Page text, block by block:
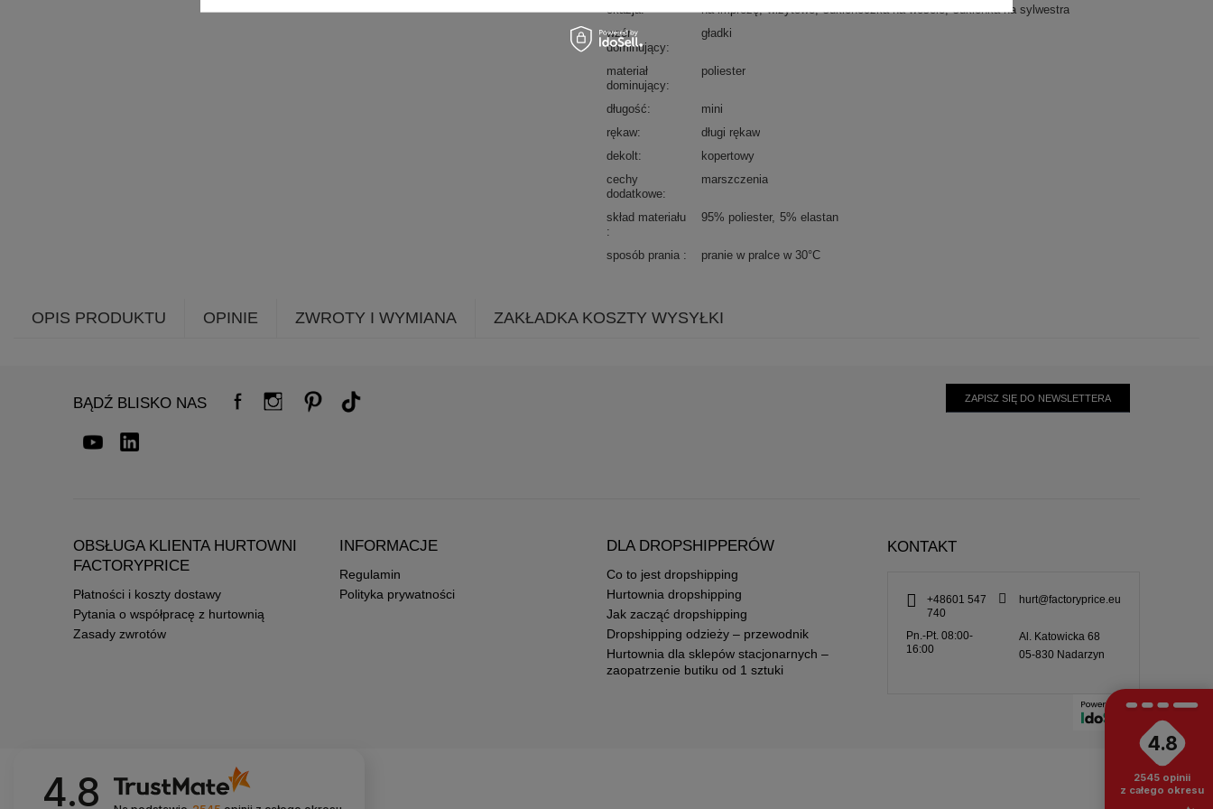
okazja
na imprezę wizytowe sukieneczka na wesele sukienka na sylwestra
wzór
dominujący
gładki
materiał
dominujący
poliester
długość
mini
rękaw
długi rękaw
dekolt
kopertowy
cechy
dodatkowe
marszczenia
skład materiału 95% poliester 5% elastan
sposób prania pranie w pralce w 30°C
OPIS PRODUKTU OPINIE ZWROTY I WYMIANA ZAKŁADKA KOSZTY WYSYŁKI
BĄDŹ BLISKO NAS ZAPISZ SIĘ DO NEWSLETTERA
OBSŁUGA KLIENTA HURTOWNI
FACTORYPRICE
Płatności i koszty dostawy
Pytania o współpracę z hurtownią
Zasady zwrotów
INFORMACJE
Regulamin
Polityka prywatności
DLA DROPSHIPPERÓW
Co to jest dropshipping
Hurtownia dropshipping
Jak zacząć dropshipping
Dropshipping odzieży – przewodnik
Hurtownia dla sklepów stacjonarnych –
zaopatrzenie butiku od 1 sztuki
KONTAKT
+48601 547
740
hurt@factoryprice.eu
Pn.-Pt. 08:00-
16:00
Al. Katowicka 68
05-830 Nadarzyn
4.8
4.8
2545 opinii
z całego okresu